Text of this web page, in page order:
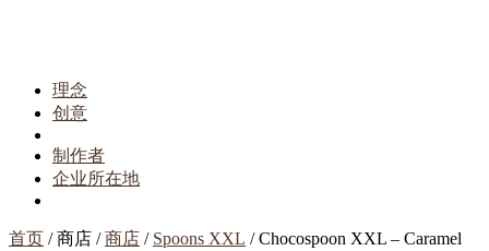
理念
创意
制作者
企业所在地
首页 / 商店 /商店 / Spoons XXL / Chocospoon XXL – Caramel